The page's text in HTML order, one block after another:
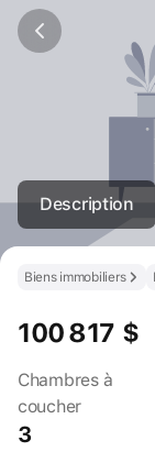
Description
Biens immobiliers
100 817 $
Chambres à
coucher
3